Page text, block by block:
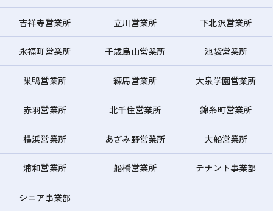
吉祥寺営業所 立川営業所 下北沢営業所
永福町営業所 千歳烏山営業所 池袋営業所
巣鴨営業所 練馬営業所 大泉学園営業所
赤羽営業所 北千住営業所 錦糸町営業所
横浜営業所 あざみ野営業所 大船営業所
浦和営業所 船橋営業所 テナント事業部
シニア事業部